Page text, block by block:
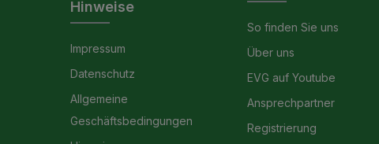
Hinweise
Impressum
Datenschutz
Allgemeine
Geschäftsbedingungen
So finden Sie uns
Über uns
EVG auf Youtube
Ansprechpartner
Registrierung